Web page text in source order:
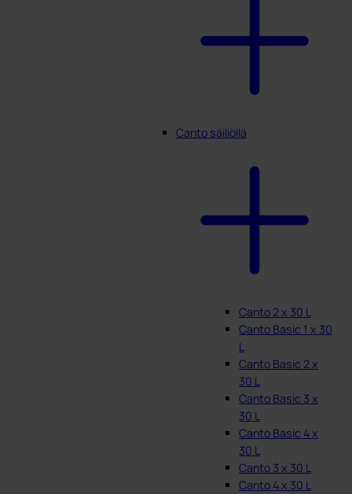
Canto säiliöllä
Canto 2 x 30 L
Canto Basic 1 x 30
L
Canto Basic 2 x
30 L
Canto Basic 3 x
30 L
Canto Basic 4 x
30 L
Canto 3 x 30 L
Canto 4 x 30 L